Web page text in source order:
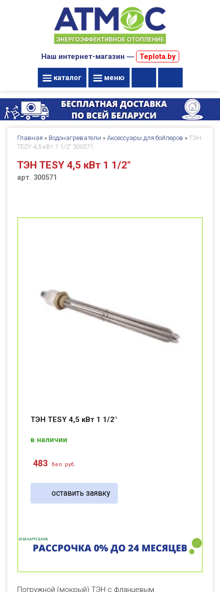
Наш интернет-магазин ― Teplota.by
каталог меню
Главная » Водонагреватели » Аксессуары для бойлеров » ТЭН
TESY 4,5 кВт 1 1/2" 300571
ТЭН TESY 4,5 кВт 1 1/2"
арт. 300571
ТЭН TESY 4,5 кВт 1 1/2"
в наличии
483 бел. руб.
оставить заявку
Погружной (мокрый) ТЭН с фланцевым